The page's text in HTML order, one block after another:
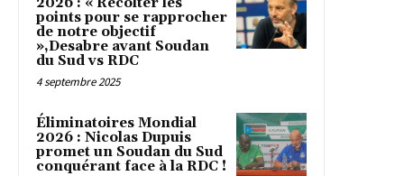
points pour se rapprocher
de notre objectif
»,Desabre avant Soudan
du Sud vs RDC
4 septembre 2025
Éliminatoires Mondial
2026 : Nicolas Dupuis
promet un Soudan du Sud
conquérant face à la RDC !